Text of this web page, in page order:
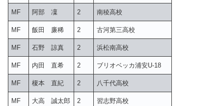
MF 阿部 凜 2 南稜高校
MF 飯田 廉稀 2 古河第三高校
MF 石野 諒真 2 浜松南高校
MF 内田 直希 2 ブリオベッカ浦安U-18
MF 榎本 直紀 2 八千代高校
MF 大高 誠太郎 2 習志野高校